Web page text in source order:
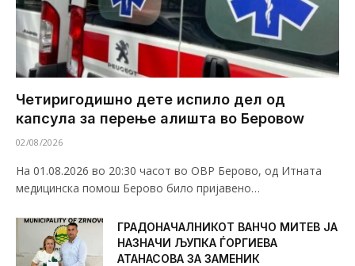
Четиригодишно дете испило дел од
капсула за перење алишта во Беровоw
02/08/2026
На 01.08.2026 во 20:30 часот во ОВР Берово, од Итната
медицинска помош Берово било пријавено…
ГРАДОНАЧАЛНИКОТ ВАНЧО МИТЕВ ЈА
НАЗНАЧИ ЉУПКА ЃОРГИЕВА
АТАНАСОВА ЗА ЗАМЕНИК